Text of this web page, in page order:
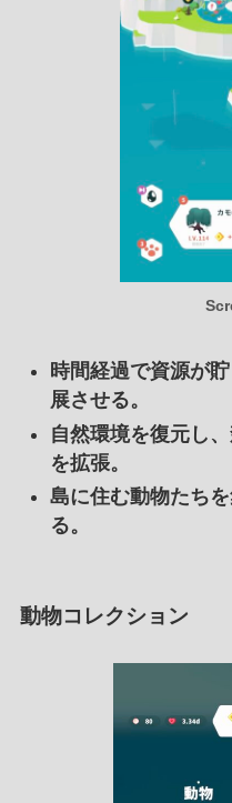
時間経過で資源が
展させる。
自然環境を復元し
を拡張。
島に住む動物たち
る。
動物コレクション